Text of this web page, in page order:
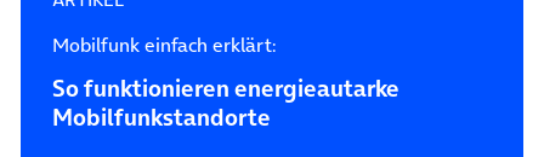
Mobilfunk einfach erklärt:
So funktionieren energieautarke
Mobilfunkstandorte